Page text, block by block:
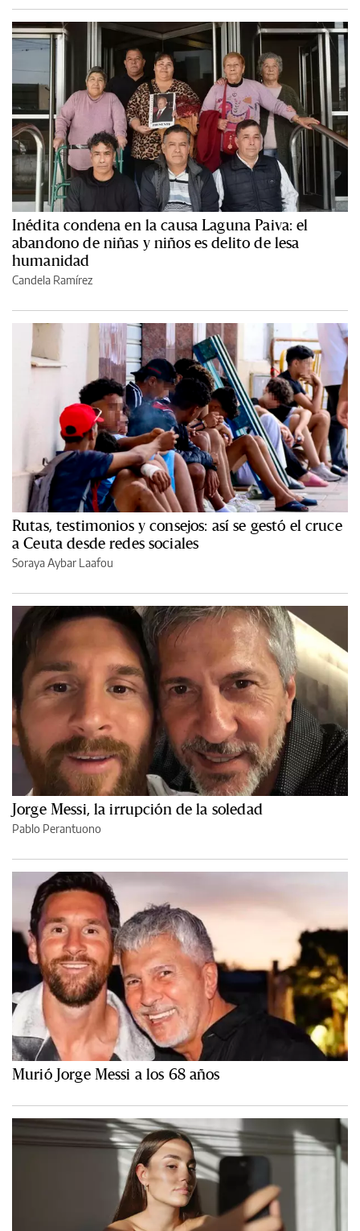
Inédita condena en la causa Laguna Paiva: el
abandono de niñas y niños es delito de lesa
humanidad
Candela Ramírez
Rutas, testimonios y consejos: así se gestó el cruce
a Ceuta desde redes sociales
Soraya Aybar Laafou
Jorge Messi, la irrupción de la soledad
Pablo Perantuono
Murió Jorge Messi a los 68 años